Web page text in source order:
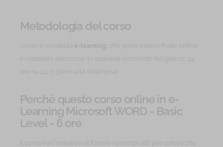
Metodologia del corso
Corso in modalità e-learning , che potrà essere fruito online
in modalità asincrona (in qualsiasi momento del giorno, 24
ore su 24, 7 giorni alla settimana).
Perché questo corso online in e-
Learning Microsoft WORD - Basic
Level - 6 ore
Il corso ha l'obiettivo di fornire i principi utili per coloro che